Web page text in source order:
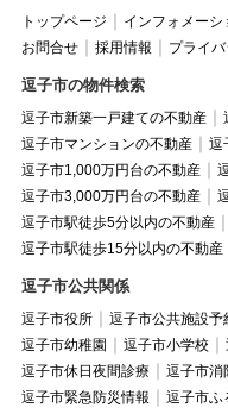
トップページ インフォメーシ
お問合せ
採用情報 プライ
逗子市の物件検索
逗子市新築一戸建ての不動産
逗子市マンションの不動産
逗
逗子市1,000万円台の不動産
逗子市3,000万円台の不動産
逗子市駅徒歩5分以内の不動産
逗子市駅徒歩15分以内の不動産
逗子市公共関係
逗子市役所 逗子市公共施設予
逗子市幼稚園
逗子市小学校
逗子市休日夜間診療
逗子市消
逗子市緊急防災情報
逗子市ふ